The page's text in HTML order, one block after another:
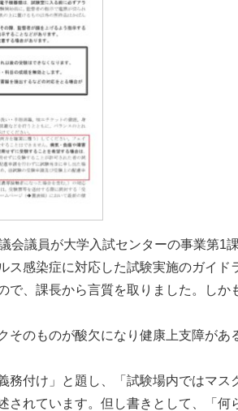
議員が大学入試センターの事業第1
感染症に対応した試験実施のガイ
、課長から言質を取りました。し
のものが酸欠になり健康上支障があ
付け」と題し、「試験場内ではマス
されています。但し書きとして、「